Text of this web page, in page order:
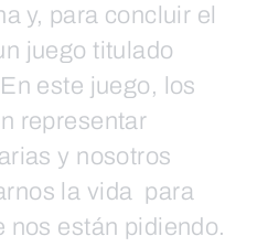
y, para concluir el
juego titulado
este juego, los
representar
y nosotros
la vida para
nos están pidiendo.